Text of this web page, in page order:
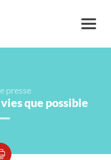
presse
que possible